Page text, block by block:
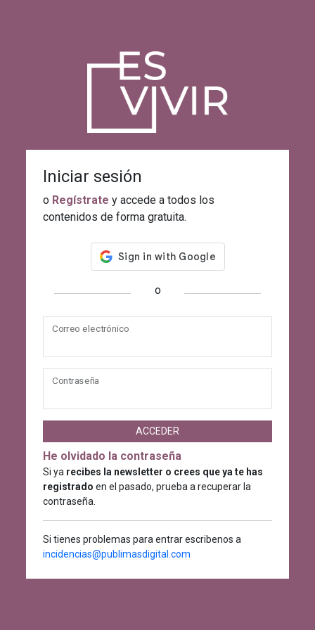
Iniciar sesión
o Regístrate y accede a todos los
contenidos de forma gratuita.
o
Correo electrónico
Contraseña
ACCEDER
He olvidado la contraseña
Si ya recibes la newsletter o crees que ya te has
registrado en el pasado, prueba a recuperar la
contraseña.
Si tienes problemas para entrar escribenos a
incidencias@publimasdigital.com